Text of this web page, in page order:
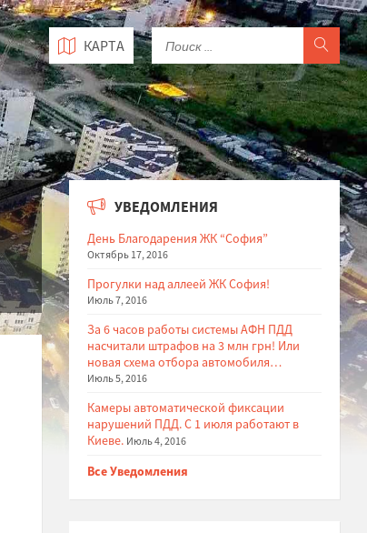
КАРТА
УВЕДОМЛЕНИЯ
День Благодарения ЖК “София”
Октябрь 17, 2016
Прогулки над аллеей ЖК София!
Июль 7, 2016
За 6 часов работы системы АФН ПДД
насчитали штрафов на 3 млн грн! Или
новая схема отбора автомобиля…
Июль 5, 2016
Камеры автоматической фиксации
нарушений ПДД. С 1 июля работают в
Киеве. Июль 4, 2016
Все Уведомления